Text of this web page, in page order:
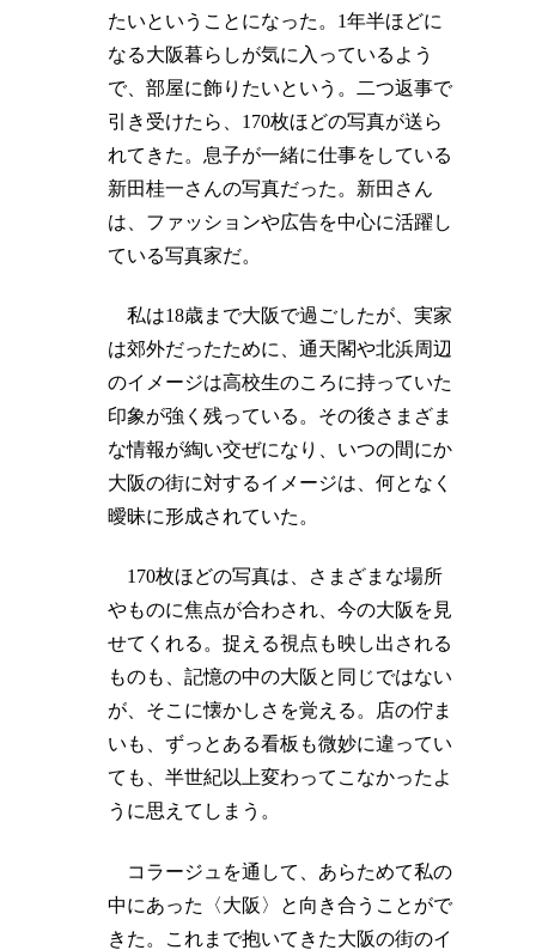
たいということになった。1年半ほどに
なる大阪暮らしが気に入っているよう
で、部屋に飾りたいという。二つ返事で
引き受けたら、170枚ほどの写真が送ら
れてきた。息子が一緒に仕事をしている
新田桂一さんの写真だった。新田さん
は、ファッションや広告を中心に活躍し
ている写真家だ。
私は18歳まで大阪で過ごしたが、実家
は郊外だったために、通天閣や北浜周辺
のイメージは高校生のころに持っていた
印象が強く残っている。その後さまざま
な情報が綯い交ぜになり、いつの間にか
大阪の街に対するイメージは、何となく
曖昧に形成されていた。
170枚ほどの写真は、さまざまな場所
やものに焦点が合わされ、今の大阪を見
せてくれる。捉える視点も映し出される
ものも、記憶の中の大阪と同じではない
が、そこに懐かしさを覚える。店の佇ま
いも、ずっとある看板も微妙に違ってい
ても、半世紀以上変わってこなかったよ
うに思えてしまう。
コラージュを通して、あらためて私の
中にあった〈大阪〉と向き合うことがで
きた。これまで抱いてきた大阪の街のイ